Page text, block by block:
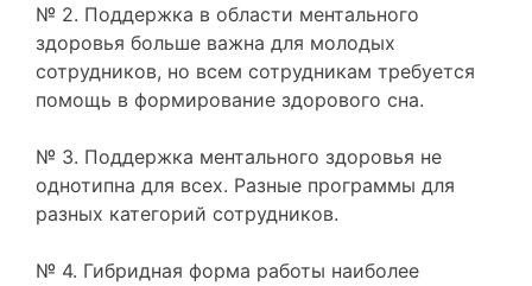
№ 2. Поддержка в области ментального
здоровья больше важна для молодых
сотрудников, но всем сотрудникам требуется
помощь в формирование здорового сна.
№ 3. Поддержка ментального здоровья не
однотипна для всех. Разные программы для
разных категорий сотрудников.
№ 4. Гибридная форма работы наиболее